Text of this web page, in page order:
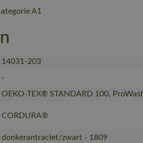
A1
14031-203
-
OEKO-TEX® STANDARD 100,
CORDURA®
donkerantraciet/zwart - 1809